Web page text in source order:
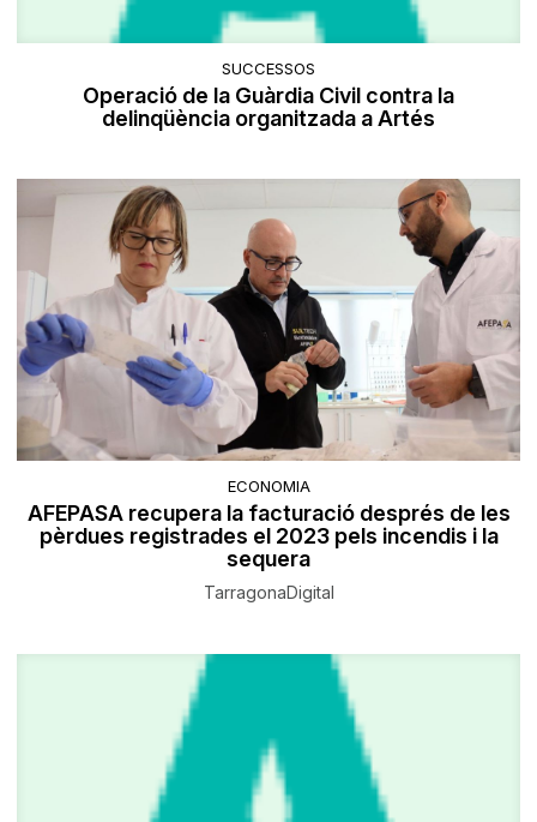
SUCCESSOS
Operació de la Guàrdia Civil contra la
delinqüència organitzada a Artés
ECONOMIA
AFEPASA recupera la facturació després de les
pèrdues registrades el 2023 pels incendis i la
sequera
TarragonaDigital